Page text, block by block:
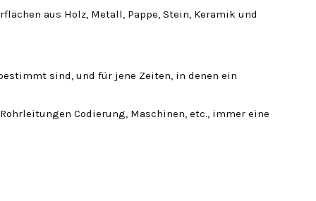
aus Holz, Metall, Pappe, Stein, Keramik und
sind, und für jene Zeiten, in denen ein
Codierung, Maschinen, etc., immer eine